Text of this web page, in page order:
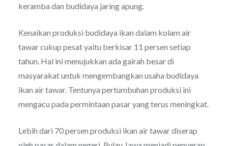
keramba dan budidaya jaring apung.
Kenaikan produksi budidaya ikan dalam kolam air
tawar cukup pesat yaitu berkisar 11 persen setiap
tahun. Hal ini menujukkan ada gairah besar di
masyarakat untuk mengembangkan usaha budidaya
ikan air tawar. Tentunya pertumbuhan produksi ini
mengacu pada permintaan pasar yang terus meningkat.
Lebih dari 70 persen produksi ikan air tawar diserap